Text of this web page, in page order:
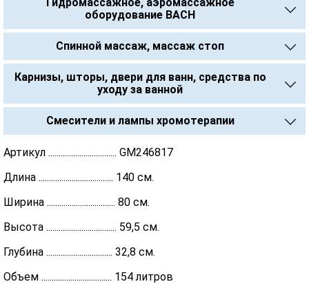
оборудование BACH
Спинной массаж, массаж стоп
Карнизы, шторы, двери для ванн, средства по
уходу за ванной
Смесители и лампы хромотерапии
Артикул ................................. GM246817
Длина .................................... 140 см.
Ширина ................................. 80 см.
Высота .................................. 59,5 см.
Глубина ................................ 32,8 см.
Объем .................................. 154 литров